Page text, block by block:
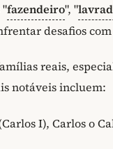
"fazendeiro", "
desafios
reais,
notáveis incluem:
I), Carlos o